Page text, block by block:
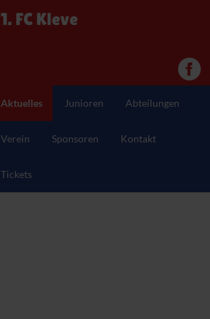
1. FC Kleve
Aktuelles Junioren Abteilungen
Verein Sponsoren Kontakt
Tickets